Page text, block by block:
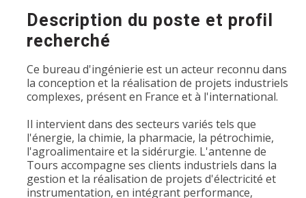
Description du poste et profil
recherché
Ce bureau d'ingénierie est un acteur reconnu dans
la conception et la réalisation de projets industriels
complexes, présent en France et à l'international.
Il intervient dans des secteurs variés tels que
l'énergie, la chimie, la pharmacie, la pétrochimie,
l'agroalimentaire et la sidérurgie. L'antenne de
Tours accompagne ses clients industriels dans la
gestion et la réalisation de projets d'électricité et
instrumentation, en intégrant performance,